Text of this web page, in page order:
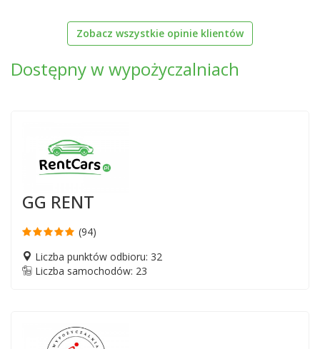
Zobacz wszystkie opinie klientów
Dostępny w wypożyczalniach
GG RENT
(94)
Liczba punktów odbioru: 32
Liczba samochodów: 23